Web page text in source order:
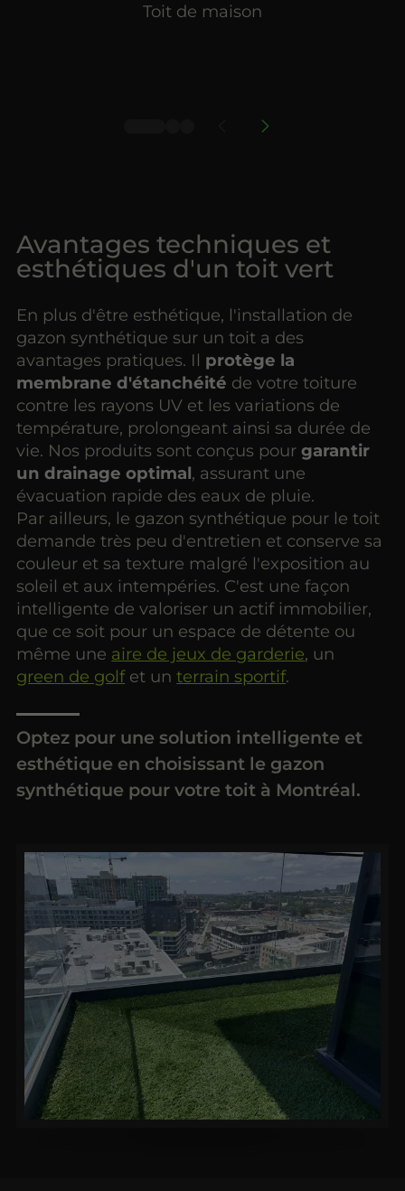
Toit de maison
Avantages techniques et
esthétiques d'un toit vert
En plus d'être esthétique, l'installation de
gazon synthétique sur un toit a des
avantages pratiques. Il protège la
membrane d'étanchéité de votre toiture
contre les rayons UV et les variations de
température, prolongeant ainsi sa durée de
vie. Nos produits sont conçus pourgarantir
un drainage optimal, assurant une
évacuation rapide des eaux de pluie.
Par ailleurs, le gazon synthétique pour le toit
demande très peu d'entretien et conserve sa
couleur et sa texture malgré l'exposition au
soleil et aux intempéries. C'est une façon
intelligente de valoriser un actif immobilier,
que ce soit pour un espace de détente ou
même une aire de jeux de garderie, un
green de golfet unterrain sportif.
Optez pour une solution intelligente et
esthétique en choisissant le gazon
synthétique pour votre toit à Montréal.